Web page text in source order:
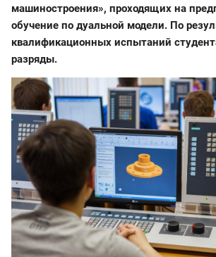
машиностроения», проходящих на
обучение по дуальной модели. По
квалификационных испытаний
разряды.